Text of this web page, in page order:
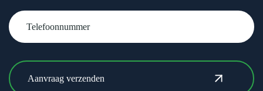
Telefoonnummer